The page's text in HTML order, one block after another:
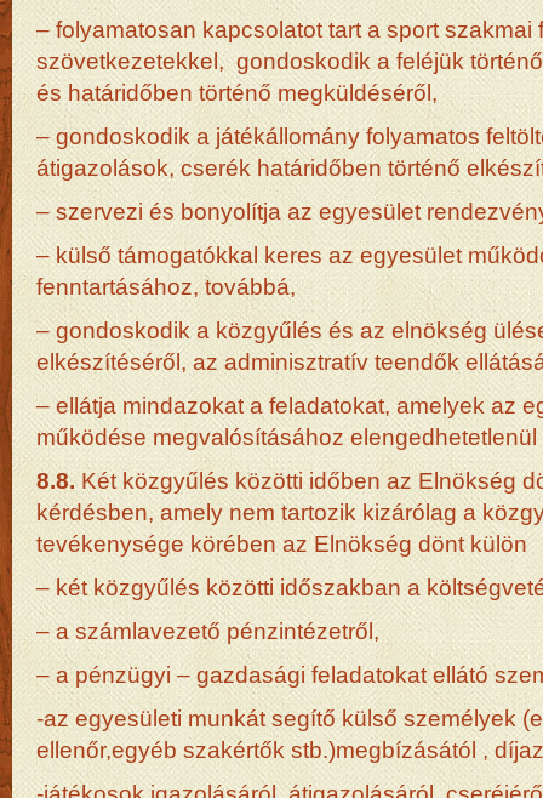
– folyamatosan kapcsolatot tart a sport szakmai
szövetkezetekkel, gondoskodik a feléjük
és határidőben történő megküldéséről,
– gondoskodik a játékállomány folyamatos
átigazolások, cserék határidőben történő
– szervezi és bonyolítja az egyesület
– külső támogatókkal keres az egyesület
fenntartásához, továbbá,
– gondoskodik a közgyűlés és az elnökség
elkészítéséről, az adminisztratív teendők
– ellátja mindazokat a feladatokat, amelyek az
működése megvalósításához
8.8.Két közgyűlés közötti időben az Elnökség
kérdésben, amely nem tartozik kizárólag a
tevékenysége körében az Elnökség dönt külön
– két közgyűlés közötti időszakban a
– a számlavezető pénzintézetről,
– a pénzügyi – gazdasági feladatokat ellátó
-az egyesületi munkát segítő külső személyek
ellenőr,egyéb szakértők stb.)megbízásától ,